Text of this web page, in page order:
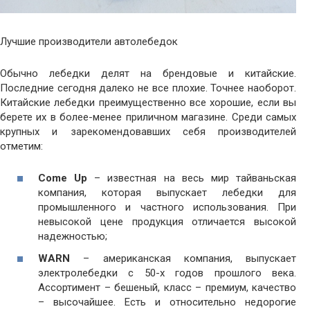
Лучшие производители автолебедок
Обычно лебедки делят на брендовые и китайские.
Последние сегодня далеко не все плохие. Точнее наоборот.
Китайские лебедки преимущественно все хорошие, если вы
берете их в более-менее приличном магазине. Среди самых
крупных и зарекомендовавших себя производителей
отметим:
Come Up – известная на весь мир тайваньская
компания, которая выпускает лебедки для
промышленного и частного использования. При
невысокой цене продукция отличается высокой
надежностью;
WARN – американская компания, выпускает
электролебедки с 50-х годов прошлого века.
Ассортимент – бешеный, класс – премиум, качество
– высочайшее. Есть и относительно недорогие